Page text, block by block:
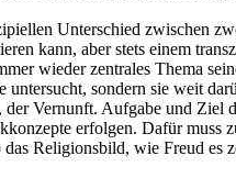
Unterschied zwischen
kann, aber stets einem
wieder zentrales Thema
sondern sie weit
Vernunft. Aufgabe und Ziel
erfolgen. Dafür muss
Religionsbild, wie Freud es